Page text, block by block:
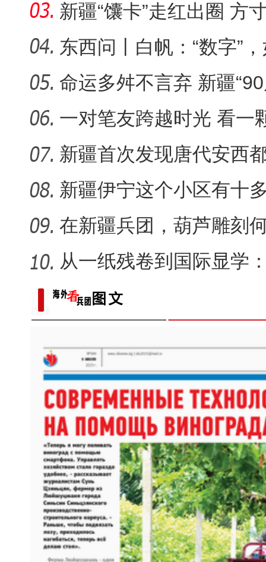
【与你为邻】俄罗斯博士后
昆玉90名青年奔赴康西瓦：
新疆“馕卡”走红出圈 方
旅名片
东西问丨白帆：“数字”
又出
命运多舛不言弃 新疆
守艺
一对笔友跨越时光 看一
何生长
新疆首次发现唐代安西
葬，系南
新疆伊宁这个小区有十
认“老迪”
在新疆兵团，葫芦雕刻
从一纸残卷到国际显学
出“冷门”